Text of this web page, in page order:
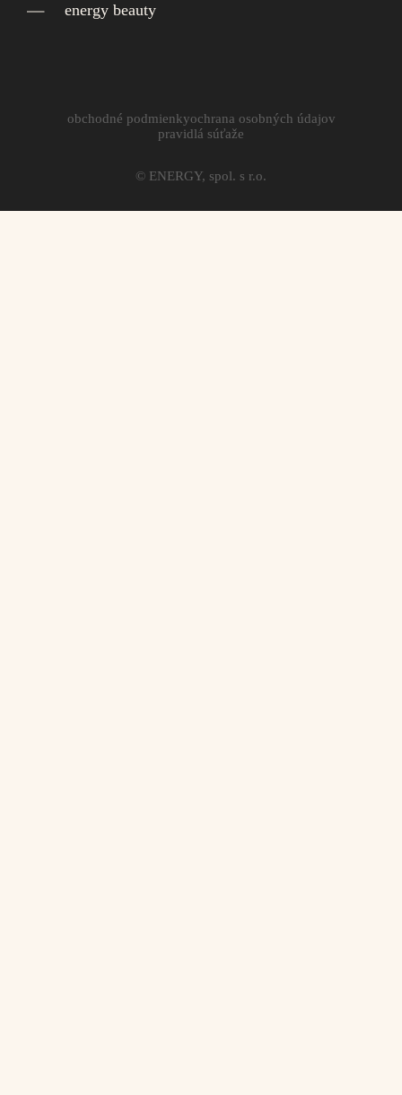
energy beauty
© ENERGY, spol. s r.o.
obchodné podmienkyochrana osobných údajov
pravidlá súťaže